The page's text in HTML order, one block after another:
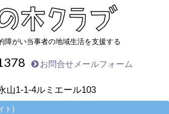
障がい当事者の地域生活を支援する
お問合せメールフォーム
山1-1-4ルミエール103
ト)